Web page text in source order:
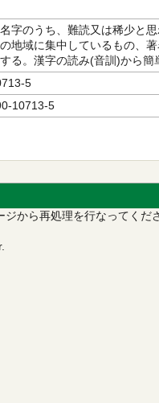
字のうち、難読又は稀少と
地域に集中しているもの、
る。漢字の読み(音訓)から
5
10713-5
ジから再処理を行なってくだ